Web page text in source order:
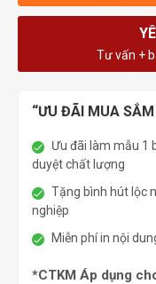
Tư vấn +
“ƯU ĐÃI MUA SẮM
Ưu đãi làm mẫu 1
duyệt chất lượng
Tặng bình hút lộc
nghiệp
Miễn phí in nội
*CTKM Áp dụng